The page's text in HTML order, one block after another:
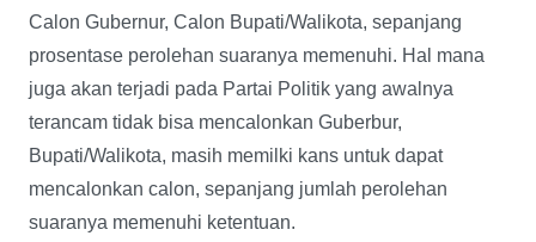
Calon Gubernur, Calon Bupati/Walikota, sepanjang
prosentase perolehan suaranya memenuhi. Hal mana
juga akan terjadi pada Partai Politik yang awalnya
terancam tidak bisa mencalonkan Guberbur,
Bupati/Walikota, masih memilki kans untuk dapat
mencalonkan calon, sepanjang jumlah perolehan
suaranya memenuhi ketentuan.